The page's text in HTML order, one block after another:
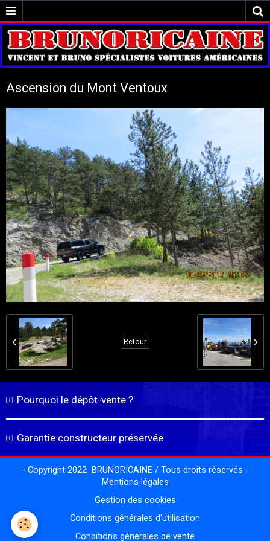
Ascension du Mont Ventoux
Retour
Pourquoi le dépôt-vente ?
Garantie constructeur préservée
- Copyright 2022 BRUNORICAINE / Tous droits réservés -
Mentions légales
Gestion des cookies
Conditions générales d'utilisation
Conditions générales de vente